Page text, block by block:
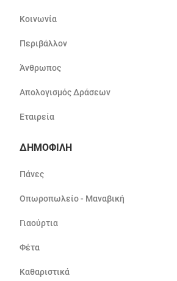
Κοινωνία
Περιβάλλον
Άνθρωπος
Απολογισμός Δράσεων
Εταιρεία
ΔΗΜΟΦΙΛΗ
Πάνες
Οπωροπωλείο - Μαναβική
Γιαούρτια
Φέτα
Καθαριστικά